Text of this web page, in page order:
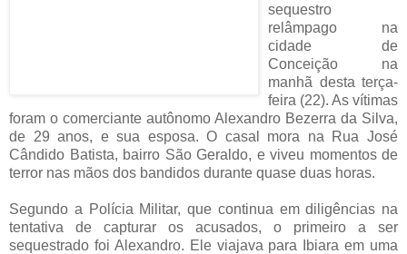
sequestro
relâmpago na
cidade de
Conceição na
manhã desta terça-
feira (22). As vítimas
foram o comerciante autônomo Alexandro Bezerra da Silva,
de 29 anos, e sua esposa. O casal mora na Rua José
Cândido Batista, bairro São Geraldo, e viveu momentos de
terror nas mãos dos bandidos durante quase duas horas.
Segundo a Polícia Militar, que continua em diligências na
tentativa de capturar os acusados, o primeiro a ser
sequestrado foi Alexandro. Ele viajava para Ibiara em uma